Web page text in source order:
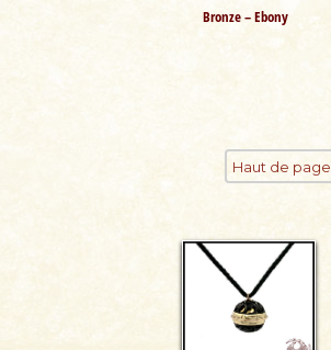
Bronze – Ebony
Haut de page